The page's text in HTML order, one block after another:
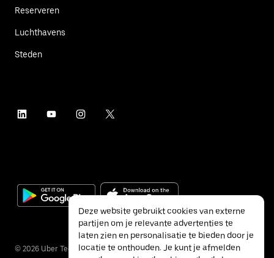
Reserveren
Luchthavens
Steden
© 2026 Uber Technologies Inc.
Deze website gebruikt cookies van externe
partijen om je relevante advertenties te
laten zien en personalisatie te bieden door je
locatie te onthouden. Je kunt je afmelden